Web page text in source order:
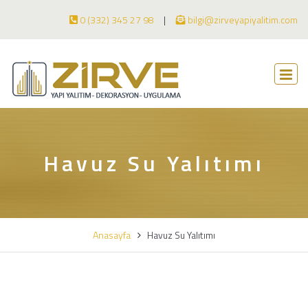
0 (332) 345 27 98 bilgi@zirveyapiyalitim.com
Havuz Su Yalıtımı
Anasayfa Havuz Su Yalıtımı